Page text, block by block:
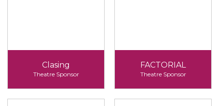
Clasing
Theatre Sponsor
FACTORIAL
Theatre Sponsor